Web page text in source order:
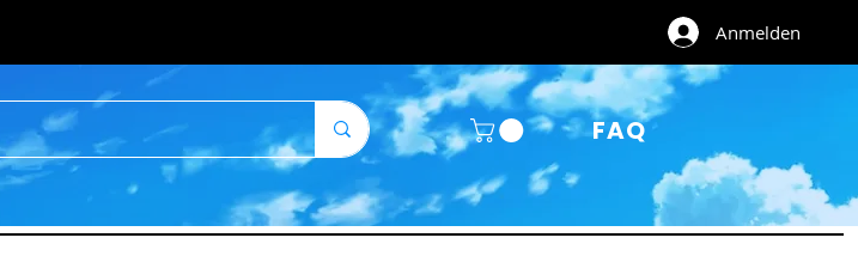
Anmelden
FAQ